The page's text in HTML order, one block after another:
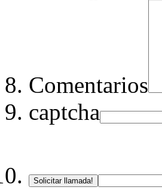
Comentarios
captcha
Solicitar llamada!